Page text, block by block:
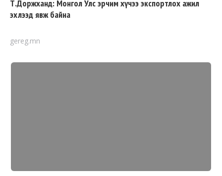
Т.Доржханд: Монгол Улс эрчим хүчээ экспортлох ажил
эхлээд явж байна
gereg.mn